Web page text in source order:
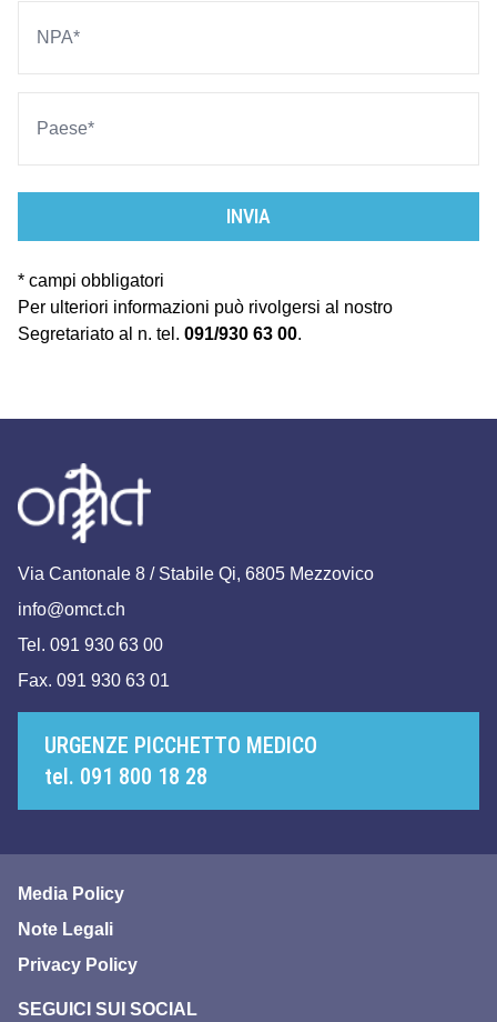
INVIA
* campi obbligatori
Per ulteriori informazioni può rivolgersi al nostro
Segretariato al n. tel. 091/930 63 00.
Via Cantonale 8 / Stabile Qi, 6805 Mezzovico
info@omct.ch
Tel. 091 930 63 00
Fax. 091 930 63 01
URGENZE PICCHETTO MEDICO
tel. 091 800 18 28
Media Policy
Note Legali
Privacy Policy
SEGUICI SUI SOCIAL